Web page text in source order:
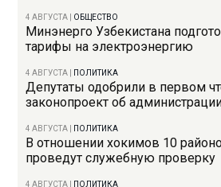
4 АВГУСТА ОБЩЕСТВО
Минэнерго Узбекистана
тарифы на электроэнергию
4 АВГУСТА ПОЛИТИКА
Депутаты одобрили в первом
законопроект об
4 АВГУСТА ПОЛИТИКА
В отношении хокимов 10
проведут служебную проверку
4 АВГУСТА ПОЛИТИКА